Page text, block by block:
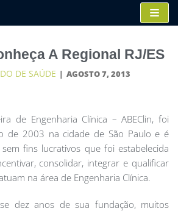
A Regional RJ/ES
DE SAÚDE AGOSTO 7, 2013
de Engenharia Clínica – ABEClin, foi
de 2003 na cidade de São Paulo e é
fins lucrativos que foi estabelecida
consolidar, integrar e qualificar
na área de Engenharia Clínica.
dez anos de sua fundação, muitos